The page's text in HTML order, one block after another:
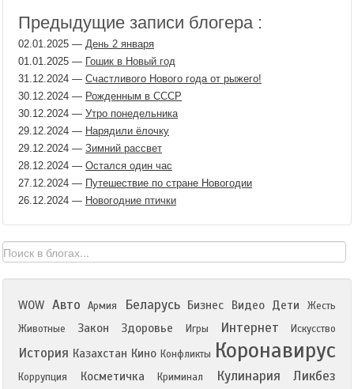
Предыдущие записи блогера :
02.01.2025 — День 2 января
01.01.2025 — Гошик в Новый год
31.12.2024 — Счастливого Нового года от рыжего!
30.12.2024 — Рожденным в СССР
30.12.2024 — Утро понедельника
29.12.2024 — Нарядили ёлочку
29.12.2024 — Зимний рассвет
28.12.2024 — Остался один час
27.12.2024 — Путешествие по стране Новогодии
26.12.2024 — Новогодние птички
WOW Авто Армия Беларусь Бизнес Видео Дети
Жесть
Животные
Закон Здоровье Игры Интернет Искусство
История Казахстан Кино Конфликты Коронавирус
Коррупция Косметичка Криминал Кулинария Ликбез